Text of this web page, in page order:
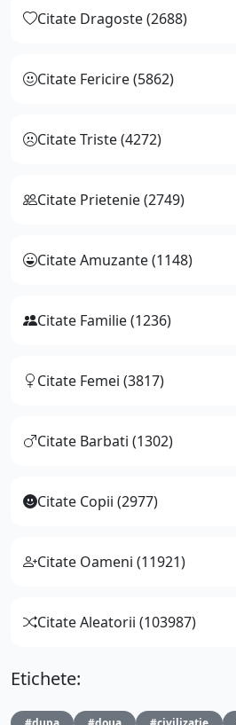
Citate Dragoste (2688)
Citate Fericire (5862)
Citate Triste (4272)
Citate Prietenie (2749)
Citate Amuzante (1148)
Citate Familie (1236)
Citate Femei (3817)
Citate Barbati (1302)
Citate Copii (2977)
Citate Oameni (11921)
Citate Aleatorii (103987)
Etichete: